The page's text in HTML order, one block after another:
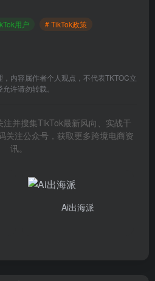
用户
# TikTok政策
内容属作者个人观点，不代表TKTOC立
许请勿转载。
并搜集TikTok最新风向、实战干
关注公众号，获取更多跨境电商资
讯。
Ai出海派